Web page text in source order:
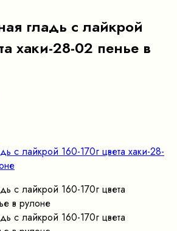
гладь с лайкрой
хаки-28-02 пенье в